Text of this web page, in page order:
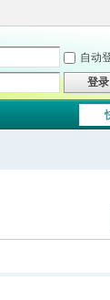
自动
登录